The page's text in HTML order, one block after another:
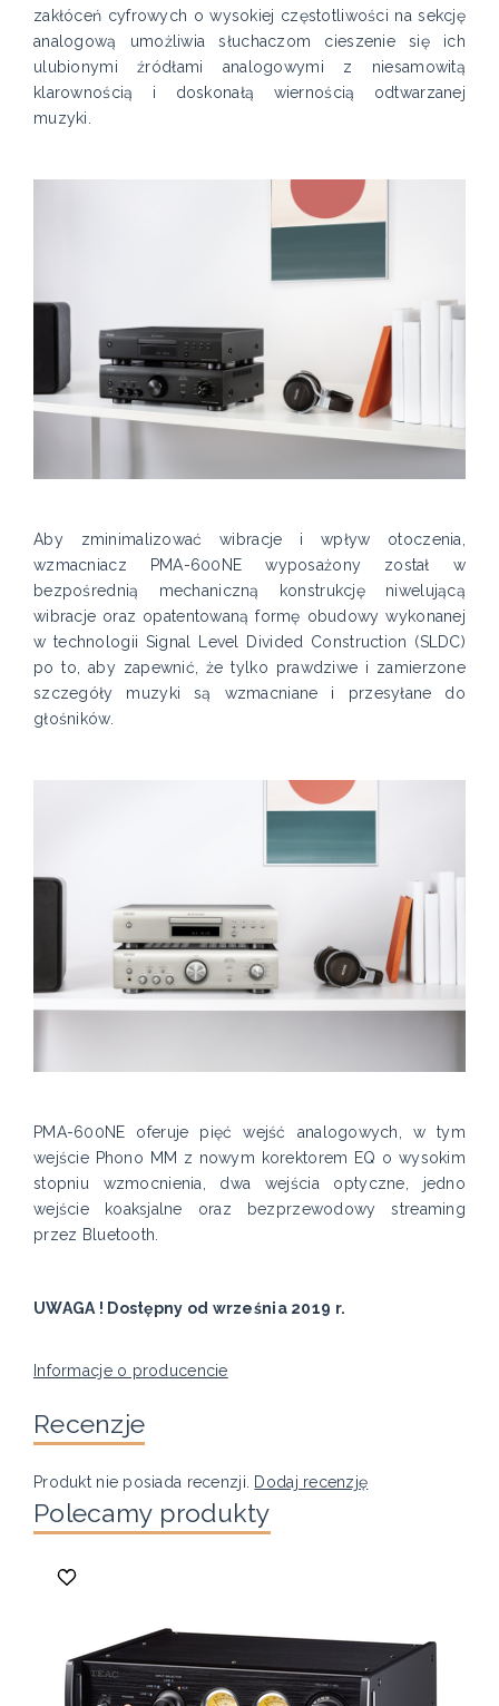
zakłóceń cyfrowych o wysokiej częstotliwości na sekcję
analogową umożliwia słuchaczom cieszenie się ich
ulubionymi źródłami analogowymi z niesamowitą
klarownością i doskonałą wiernością odtwarzanej
muzyki.
Aby zminimalizować wibracje i wpływ otoczenia,
wzmacniacz PMA-600NE wyposażony został w
bezpośrednią mechaniczną konstrukcję niwelującą
wibracje oraz opatentowaną formę obudowy wykonanej
w technologii Signal Level Divided Construction (SLDC)
po to, aby zapewnić, że tylko prawdziwe i zamierzone
szczegóły muzyki są wzmacniane i przesyłane do
głośników.
PMA-600NE oferuje pięć wejść analogowych, w tym
wejście Phono MM z nowym korektorem EQ o wysokim
stopniu wzmocnienia, dwa wejścia optyczne, jedno
wejście koaksjalne oraz bezprzewodowy streaming
przez Bluetooth.
UWAGA ! Dostępny od września 2019 r.
Informacje o producencie
Recenzje
Produkt nie posiada recenzji. Dodaj recenzję
Polecamy produkty